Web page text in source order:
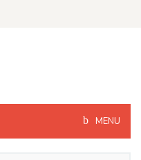
MENU